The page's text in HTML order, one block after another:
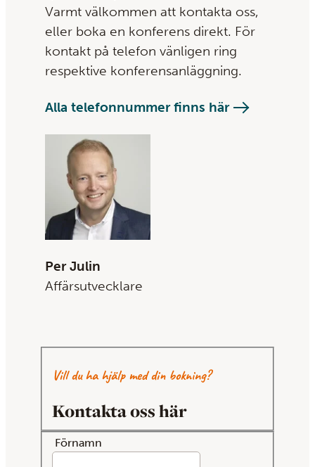
Varmt välkommen att kontakta oss,
eller boka en konferens direkt. För
kontakt på telefon vänligen ring
respektive konferensanläggning.
Alla telefonnummer finns här
Per Julin
Affärsutvecklare
Vill du ha hjälp med din bokning?
Kontakta oss här
Förnamn